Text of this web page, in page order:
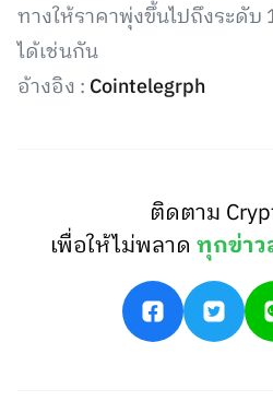
ทางให้ราคาพุ่งขึ้นไปถึงระดับ
ได้เช่นกัน
อ้างอิง : Cointelegrph
ติดตาม
เพื่อให้ไม่พลาดทุกข่าว